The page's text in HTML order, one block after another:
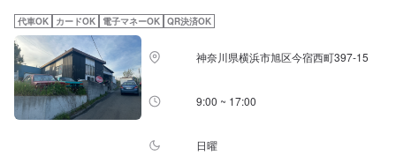
9:00~18:00
代車OK カードOK 電子マネーOK QR決済OK
神奈川県横浜市旭区今宿西町397-15
9:00 ~ 17:00
日曜